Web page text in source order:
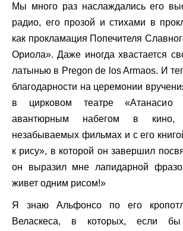
Мы много раз наслаждались его
радио, его прозой и стихами в
как прокламация Попечителя
Ориола». Даже иногда хвастается
латынью в Pregon de los Armaos. И
благодарности на церемонии
в цирковом театре
авантюрным набегом в кино,
незабываемых фильмах и с его
к рису», в которой он завершил
он выразил мне лапидарной
живет одним рисом!»
Я знаю Альфонсо по его
Веласкеса, в которых, если бы